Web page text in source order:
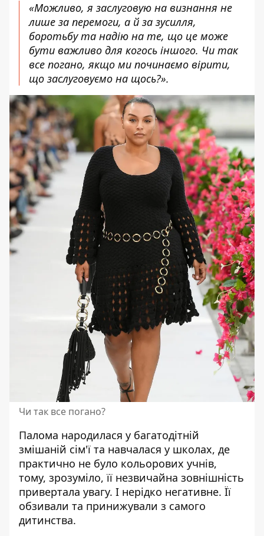
«Можливо, я заслуговую на визнання не
лише за перемоги, а й за зусилля,
боротьбу та надію на те, що це може
бути важливо для когось іншого. Чи так
все погано, якщо ми починаємо вірити,
що заслуговуємо на щось?».
Чи так все погано?
Палома народилася у багатодітній
змішаній сім'ї та навчалася у школах, де
практично не було кольорових учнів,
тому, зрозуміло, її незвичайна зовнішність
привертала увагу. І нерідко негативне. Її
обзивали та принижували з самого
дитинства.